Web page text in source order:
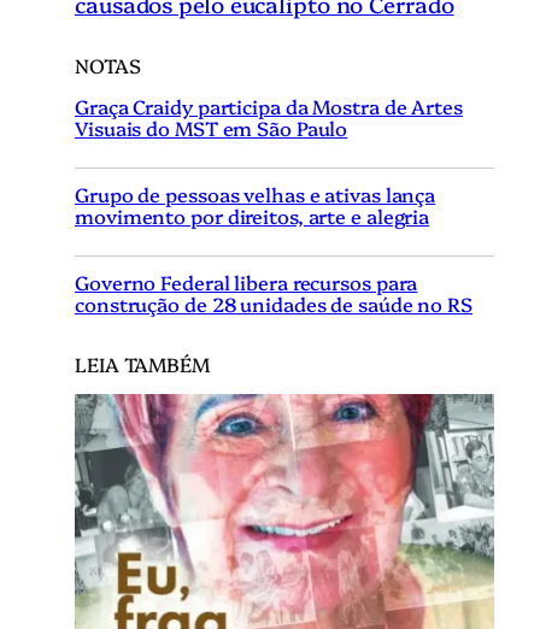
NOTAS
Graça Craidy participa da Mostra de Artes
Visuais do MST em São Paulo
Grupo de pessoas velhas e ativas lança
movimento por direitos, arte e alegria
Governo Federal libera recursos para
construção de 28 unidades de saúde no RS
LEIA TAMBÉM